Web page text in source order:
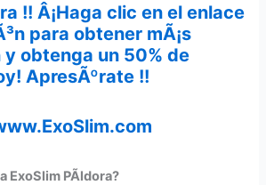
!! Â¡Haga clic en el enlace
para obtener mÃ¡s
y obtenga un 50% de
ApresÃºrate !!
ExoSlim PÃ­ldora?